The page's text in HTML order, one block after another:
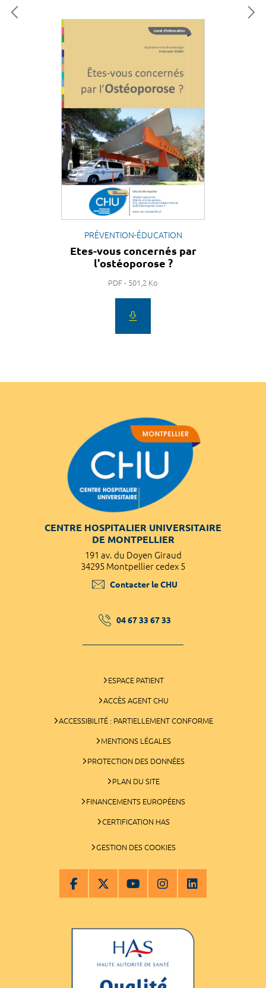
PRÉVENTION-ÉDUCATION
Etes-vous concernés par
l'ostéoporose ?
PDF - 501,2 Ko
CENTRE HOSPITALIER UNIVERSITAIRE
DE MONTPELLIER
191 av. du Doyen Giraud
34295 Montpellier cedex 5
Contacter le CHU
04 67 33 67 33
ESPACE PATIENT
ACCÈS AGENT CHU
ACCESSIBILITÉ : PARTIELLEMENT CONFORME
MENTIONS LÉGALES
PROTECTION DES DONNÉES
PLAN DU SITE
FINANCEMENTS EUROPÉENS
CERTIFICATION HAS
GESTION DES COOKIES